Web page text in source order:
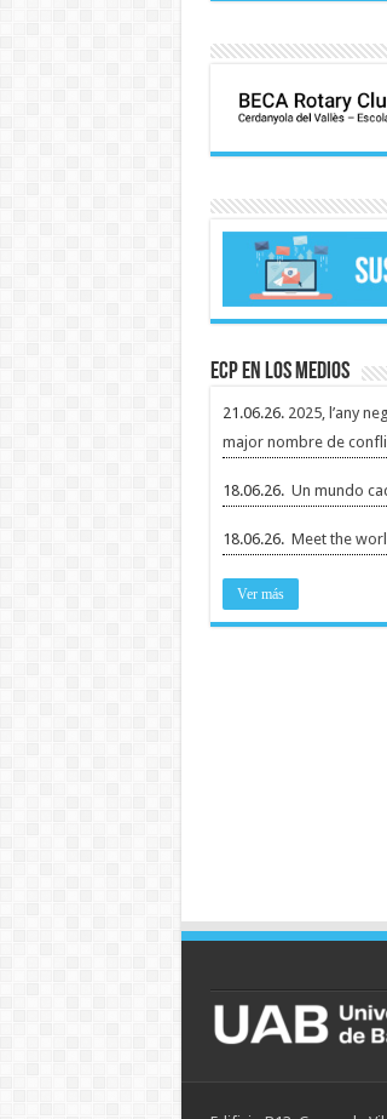
ECP en los medios
21.06.26. 2025, l’any
major nombre de
18.06.26. Un mundo
18.06.26. Meet the
Ver más